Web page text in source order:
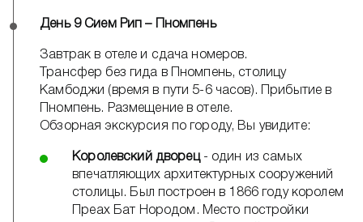
День 9 Сием Рип – Пномпень
Завтрак в отеле и сдача номеров.
Трансфер без гида в Пномпень, столицу
Камбоджи (время в пути 5-6 часов). Прибытие в
Пномпень. Размещение в отеле.
Обзорная экскурсия по городу, Вы увидите:
Королевский дворец - один из самых
впечатляющих архитектурных сооружений
столицы. Был построен в 1866 году королем
Преах Бат Нородом. Место постройки